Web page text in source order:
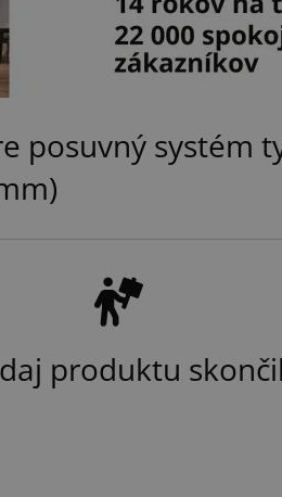
posuvný systém
produktu skončil